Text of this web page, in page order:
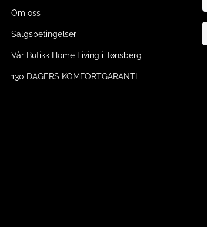
Om oss
Salgsbetingelser
Vår Butikk Home Living i Tønsberg
130 DAGERS KOMFORTGARANTI